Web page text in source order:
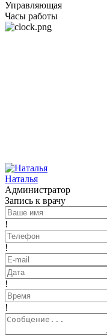
Управляющая
Часы работы
Наталья
Администратор
Запись к врачу
!
!
!
!